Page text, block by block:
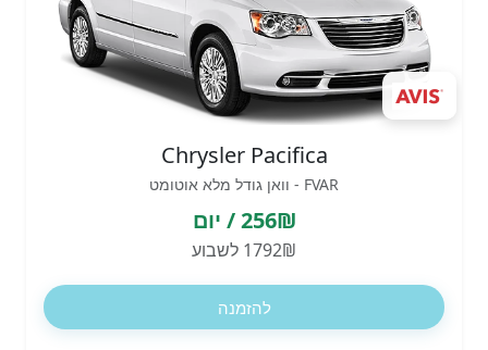
Chrysler Pacifica
FVAR - וואן גודל מלא אוטומט
256₪ / יום
1792₪ לשבוע
להזמנה